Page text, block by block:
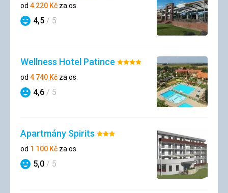
od 4 220 Kč za os.
Hodnocení
4,5 / 5
Wellness Hotel Patince Hodnocení:
od 4 740 Kč za os.
Hodnocení
4,6 / 5
Apartmány Spirits Hodnocení:
od 1 100 Kč za os.
Hodnocení
5,0 / 5